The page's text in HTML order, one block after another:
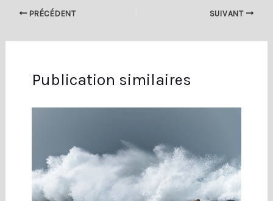
PRÉCÉDENT SUIVANT
Publication similaires